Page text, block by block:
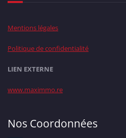
Mentions légales
Politique de confidentialité
LIEN EXTERNE
www.maximmo.re
Nos Coordonnées